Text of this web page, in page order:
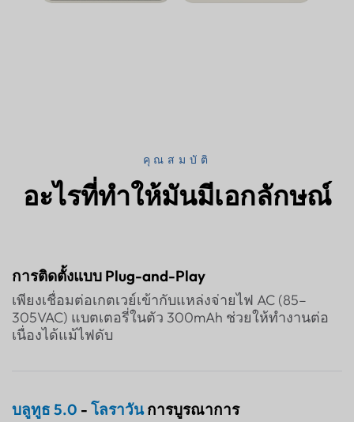
คุณสมบัติ
อะไรที่ทำให้มันมีเอกลักษณ์
การติดตั้งแบบ Plug-and-Play
เพียงเชื่อมต่อเกตเวย์เข้ากับแหล่งจ่ายไฟ AC (85–
305VAC) แบตเตอรี่ในตัว 300mAh ช่วยให้ทำงานต่อ
เนื่องได้แม้ไฟดับ
บลูทูธ 5.0 - โลราวันการบูรณาการ